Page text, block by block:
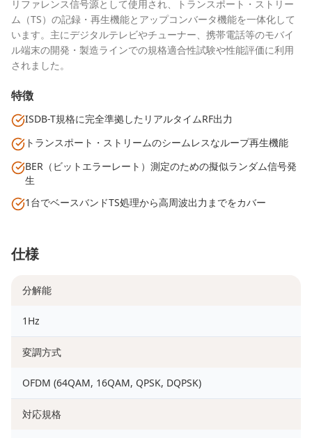
リファレンス信号源として使用され、トランスポート・ストリー
ム（TS）の記録・再生機能とアップコンバータ機能を一体化して
います。主にデジタルテレビやチューナー、携帯電話等のモバイ
ル端末の開発・製造ラインでの規格適合性試験や性能評価に利用
されました。
特徴
ISDB-T規格に完全準拠したリアルタイムRF出力
トランスポート・ストリームのシームレスなループ再生機能
BER（ビットエラーレート）測定のための擬似ランダム信号発
生
1台でベースバンドTS処理から高周波出力までをカバー
仕様
分解能
1Hz
変調方式
OFDM (64QAM, 16QAM, QPSK, DQPSK)
対応規格